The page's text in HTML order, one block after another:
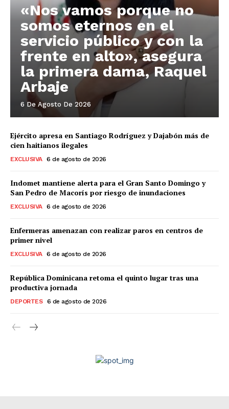
«Nos vamos porque no
somos eternos en el
servicio público y con la
frente en alto», asegura
la primera dama, Raquel
Arbaje
6 De Agosto De 2026
Ejército apresa en Santiago Rodríguez y Dajabón más de
cien haitianos ilegales
EXCLUSIVA 6 de agosto de 2026
Indomet mantiene alerta para el Gran Santo Domingo y
San Pedro de Macorís por riesgo de inundaciones
EXCLUSIVA 6 de agosto de 2026
Enfermeras amenazan con realizar paros en centros de
primer nivel
EXCLUSIVA 6 de agosto de 2026
República Dominicana retoma el quinto lugar tras una
productiva jornada
DEPORTES 6 de agosto de 2026